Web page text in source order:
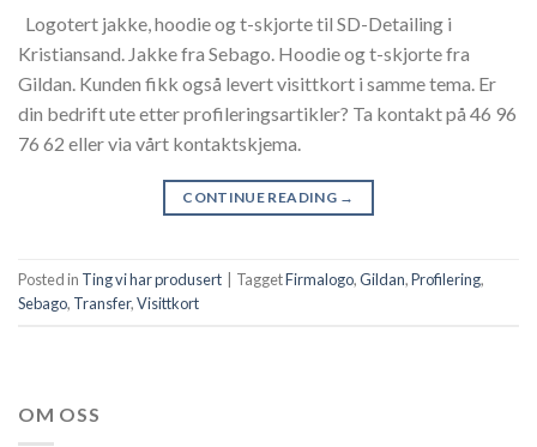
Logotert jakke, hoodie og t-skjorte til SD-Detailing i
Kristiansand. Jakke fra Sebago. Hoodie og t-skjorte fra
Gildan. Kunden fikk også levert visittkort i samme tema. Er
din bedrift ute etter profileringsartikler? Ta kontakt på 46 96
76 62 eller via vårt kontaktskjema.
CONTINUE READING →
Posted in Ting vi har produsert TaggetFirmalogo,Gildan,Profilering,
Sebago, Transfer,Visittkort
OM OSS